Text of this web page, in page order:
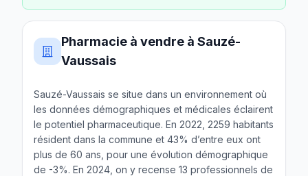
Pharmacie à vendre à Sauzé-
Vaussais
Sauzé-Vaussais se situe dans un environnement où
les données démographiques et médicales éclairent
le potentiel pharmaceutique. En 2022, 2259 habitants
résident dans la commune et 43% d’entre eux ont
plus de 60 ans, pour une évolution démographique
de -3%. En 2024, on y recense 13 professionnels de